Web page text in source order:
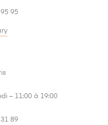
95
– 11:00 à 19:00
89